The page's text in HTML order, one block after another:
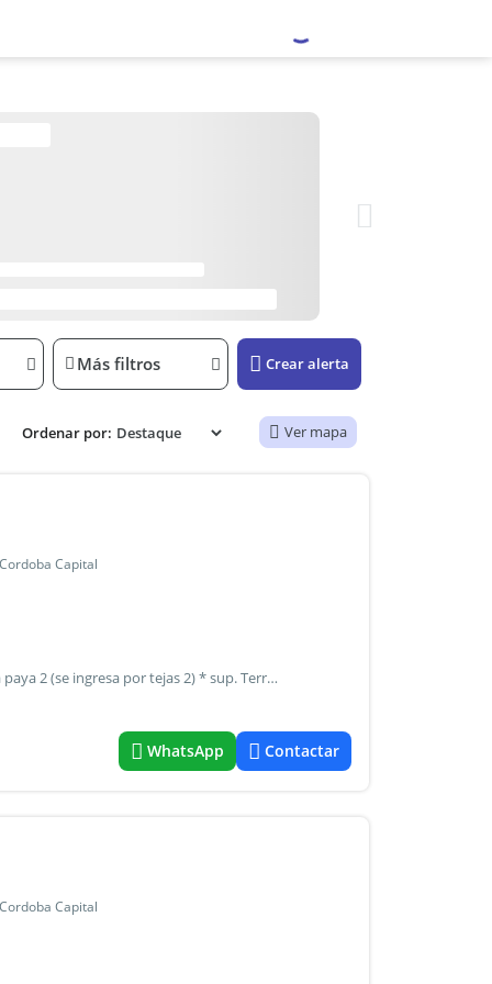
Más filtros Crear alerta
Ordenar por: Ver mapa
Capital
. Begué y asociados les ofrece... Dúplex 3 dormitorios en la paya 2 (se ingresa por tejas 2) * sup. Terreno: 125 mts² * sup. Cubierta: 122 mts² planta baja * living comedor. * Cocina separada. * Baño social. * Galería con asador. * Patio. * Cochera tipo pérgola. Planta alta * 3 dormitorios. * 1 baño. ¿ Qué brinda la paya 2 ? * Seguridad las 24hs * ingreso por barrio tejas de la candelaria * espacios verdes * línea de colectivo a pocos metros * todo tipo de comercio en barrio inaudi * acceso rápido a circunvalación por av. Vélez sarsfield o por av. Valparaíso * cercanía a clubes y colegios privados y públicos * gas natural * escritura fines 2026 quedamos a su disposición! Quedamos a disposición!
WhatsApp Contactar
Capital